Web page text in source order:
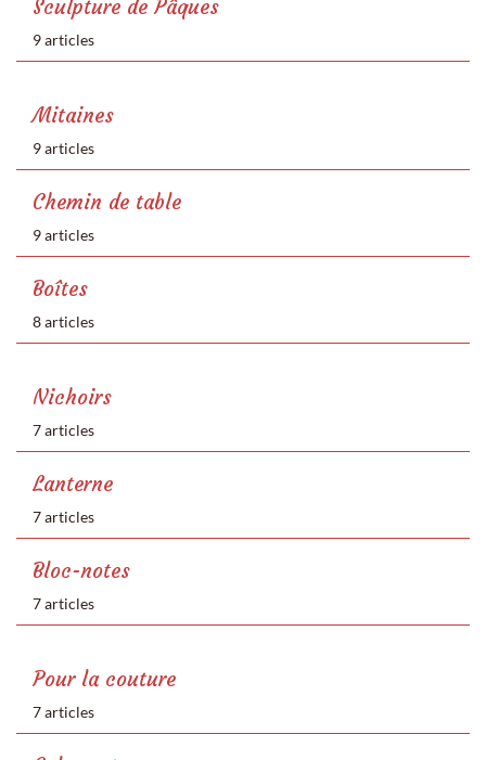
Sculpture de Pâques
9 articles
Mitaines
9 articles
Chemin de table
9 articles
Boîtes
8 articles
Nichoirs
7 articles
Lanterne
7 articles
Bloc-notes
7 articles
Pour la couture
7 articles